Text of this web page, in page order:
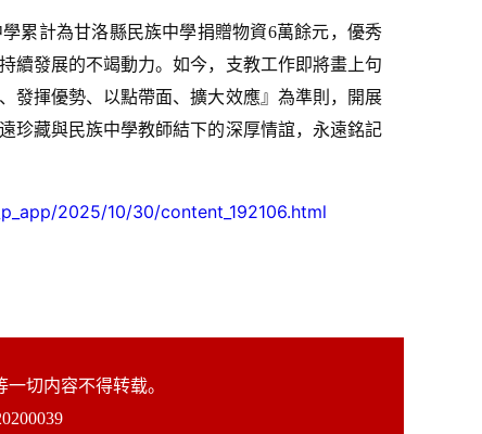
累計為甘洛縣民族中學捐贈物資6萬餘元，優秀
續發展的不竭動力。如今，支教工作即將畫上句
發揮優勢、以點帶面、擴大效應』為準則，開展
珍藏與民族中學教師結下的深厚情誼，永遠銘記
2025/10/30/content_192106.html
切内容不得转载。